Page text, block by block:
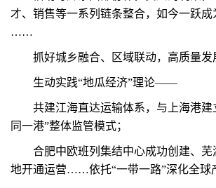
才、销售等一系列链条整合，如今一跃成
……
抓好城乡融合、区域联动，高质量发
生动实践“地瓜经济”理论——
共建江海直达运输体系，与上海港建
同一港”整体监管模式；
合肥中欧班列集结中心成功创建、芜
地开通运营……依托“一带一路”深化全球